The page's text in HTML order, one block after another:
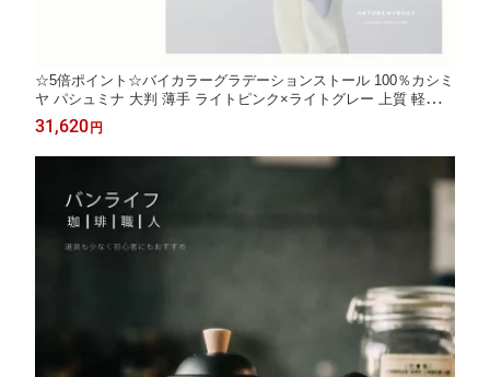
☆5倍ポイント☆バイカラーグラデーションストール 100％カシミ
ヤ パシュミナ 大判 薄手 ライトピンク×ライトグレー 上質 軽量
エレガント 防寒 ファッション マフラー ショール ストール 70cm
×200cm【台湾直送】
31,620 円